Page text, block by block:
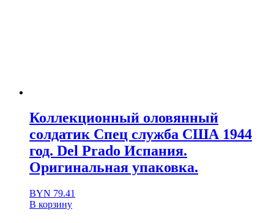
Коллекционный оловянный
солдатик Спец служба США 1944
год. Del Prado Испания.
Оригинальная упаковка.
BYN 79.41
В корзину